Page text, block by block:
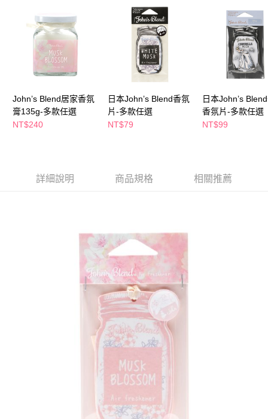
１．透過由恩沛科技股份有限公司提供之「AFTEE先享後付」服務完成之交
易，需依本服務之必要範圍內提供個人資料，並將交易相關給付款項請求債
權轉讓予恩沛科技股份有限公司。
２．關於個人資料處理事宜，請瀏覽以下網址：
https://aftee.tw/terms/#terms3
３．未成年的使用者請事先徵得法定代理人或監護人之同意方可使用
任。
４．使用「AFTEE先享後付」時，將依據個別帳號之用戶狀況，依本公司即
時審查核予不同之上限額度；若仍有額度不足之情形，本公司將視審查結果
請求用戶進行身份認證。
每筆NT$65，滿NT$490(含以上)免運費
付款後7-11取貨
每筆NT$65，滿NT$490(含以上)免運費
每筆NT$100，滿NT$790(含以上)免運費
付款後寶雅門市自取(由倉庫統一出貨)
John’s Blend居家香氛
膏135g-多款任選
NT$240
日本John’s Blend香氛
片-多款任選
NT$79
日本John’s
香氛片-多款任選
NT$99
詳細說明 商品規格 相關推薦